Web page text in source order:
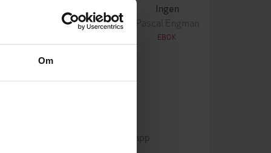
Om
Ingen
Pascal Engman
EBOK
Kun app